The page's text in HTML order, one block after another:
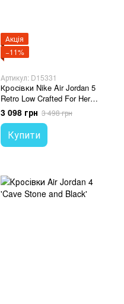
Акція
−11%
Артикул: D15331
Кросівки Nike Air Jordan 5
Retro Low Crafted For Her
Desert Berry
3 098 грн 3 498 грн
Купити